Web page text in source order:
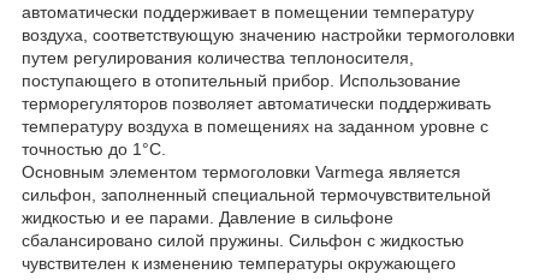
автоматически поддерживает в помещении температуру
воздуха, соответствующую значению настройки термоголовки
путем регулирования количества теплоносителя,
поступающего в отопительный прибор. Использование
терморегуляторов позволяет автоматически поддерживать
температуру воздуха в помещениях на заданном уровне с
точностью до 1°С.
Основным элементом термоголовки Varmega является
сильфон, заполненный специальной термочувствительной
жидкостью и ее парами. Давление в сильфоне
сбалансировано силой пружины. Сильфон с жидкостью
чувствителен к изменению температуры окружающего